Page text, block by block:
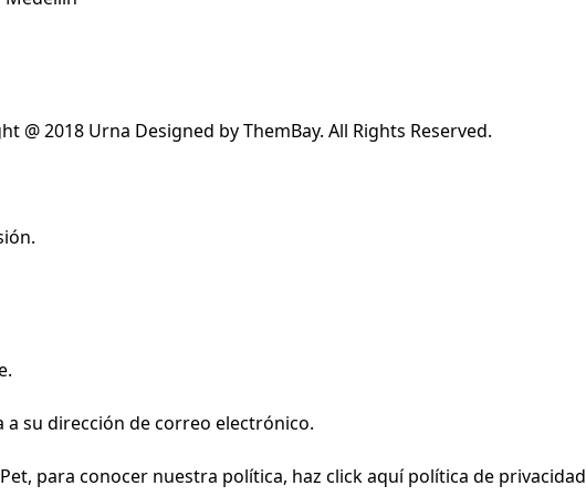
@ 2018 Urna Designed by ThemBay. All Rights Reserved.
a su dirección de correo electrónico.
para conocer nuestra política, haz click aquípolítica de privacidad